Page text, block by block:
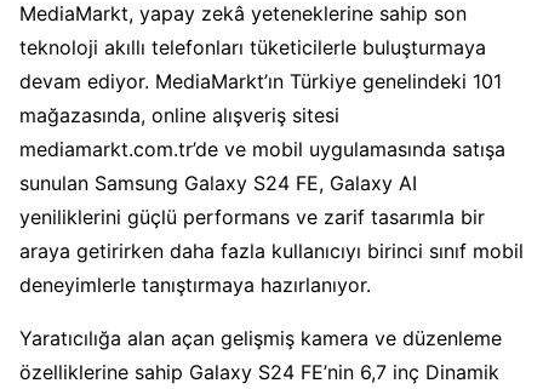
MediaMarkt, yapay zekâ yeteneklerine sahip son
teknoloji akıllı telefonları tüketicilerle buluşturmaya
devam ediyor. MediaMarkt’ın Türkiye genelindeki 101
mağazasında, online alışveriş sitesi
mediamarkt.com.tr’de ve mobil uygulamasında satışa
sunulan Samsung Galaxy S24 FE, Galaxy AI
yeniliklerini güçlü performans ve zarif tasarımla bir
araya getirirken daha fazla kullanıcıyı birinci sınıf mobil
deneyimlerle tanıştırmaya hazırlanıyor.
Yaratıcılığa alan açan gelişmiş kamera ve düzenleme
özelliklerine sahip Galaxy S24 FE’nin 6,7 inç Dinamik